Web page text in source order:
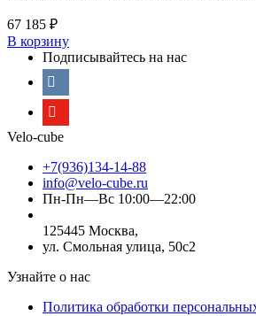
67 185 ₽
В корзину
Подписывайтесь на нас
Velo-cube
+7(936)134-14-88
info@velo-cube.ru
Пн-Пн—Вс 10:00—22:00
125445 Москва,
ул. Смольная улица, 50с2
Узнайте о нас
Политика обработки